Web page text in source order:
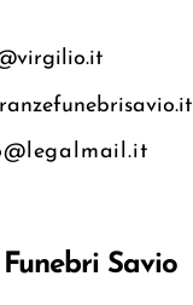
Savio